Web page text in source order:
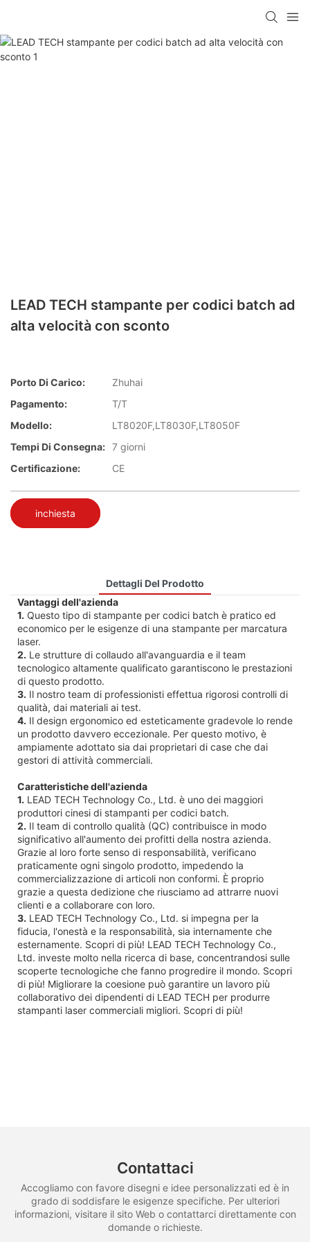
LEAD TECH stampante per codici batch ad
alta velocità con sconto
Porto Di Carico:
Zhuhai
Pagamento:
T/T
Modello:
LT8020F,LT8030F,LT8050F
Tempi Di Consegna: 7 giorni
Certificazione:
CE
inchiesta
Dettagli Del Prodotto
Vantaggi dell'azienda
1. Questo tipo di stampante per codici batch è pratico ed
economico per le esigenze di una stampante per marcatura
laser.
2. Le strutture di collaudo all'avanguardia e il team
tecnologico altamente qualificato garantiscono le prestazioni
di questo prodotto.
3. Il nostro team di professionisti effettua rigorosi controlli di
qualità, dai materiali ai test.
4. Il design ergonomico ed esteticamente gradevole lo rende
un prodotto davvero eccezionale. Per questo motivo, è
ampiamente adottato sia dai proprietari di case che dai
gestori di attività commerciali.
Caratteristiche dell'azienda
1. LEAD TECH Technology Co., Ltd. è uno dei maggiori
produttori cinesi di stampanti per codici batch.
2. Il team di controllo qualità (QC) contribuisce in modo
significativo all'aumento dei profitti della nostra azienda.
Grazie al loro forte senso di responsabilità, verificano
praticamente ogni singolo prodotto, impedendo la
commercializzazione di articoli non conformi. È proprio
grazie a questa dedizione che riusciamo ad attrarre nuovi
clienti e a collaborare con loro.
3. LEAD TECH Technology Co., Ltd. si impegna per la
fiducia, l'onestà e la responsabilità, sia internamente che
esternamente. Scopri di più! LEAD TECH Technology Co.,
Ltd. investe molto nella ricerca di base, concentrandosi sulle
scoperte tecnologiche che fanno progredire il mondo. Scopri
di più! Migliorare la coesione può garantire un lavoro più
collaborativo dei dipendenti di LEAD TECH per produrre
stampanti laser commerciali migliori. Scopri di più!
Contattaci
Accogliamo con favore disegni e idee personalizzati ed è in
grado di soddisfare le esigenze specifiche. Per ulteriori
informazioni, visitare il sito Web o contattarci direttamente con
domande o richieste.